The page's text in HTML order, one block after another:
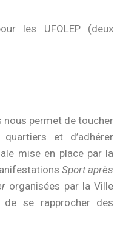
les UFOLEP (deux
permet de toucher
et d’adhérer
mise en place par la
Sport après
organisées par la Ville
de se rapprocher des